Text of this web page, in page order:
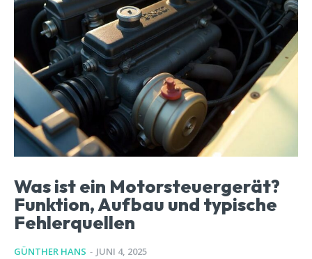
Was ist ein Motorsteuergerät?
Funktion, Aufbau und typische
Fehlerquellen
GÜNTHER HANS - JUNI 4, 2025